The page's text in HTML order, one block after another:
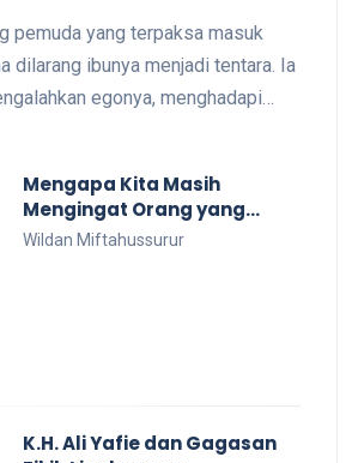
pemuda yang terpaksa masuk
dilarang ibunya menjadi tentara. Ia
egonya, menghadapi
cita-
dengan melawan. Terkadang,
lewat ketaatan."
Mengapa Kita Masih
Mengingat Orang yang
Pernah Merendahkan Kita?
Wildan Miftahussurur
K.H. Ali Yafie dan Gagasan